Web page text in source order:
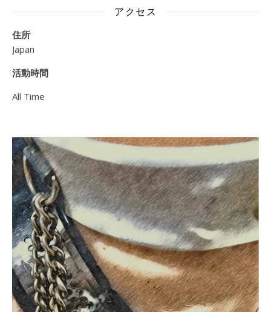
アクセス
住所
Japan
活動時間
All Time